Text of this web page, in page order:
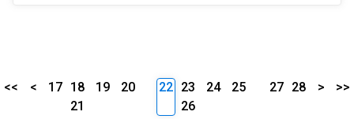
<< < 17 18 19
20
21
22 23 24
25
26
27 28 > >>